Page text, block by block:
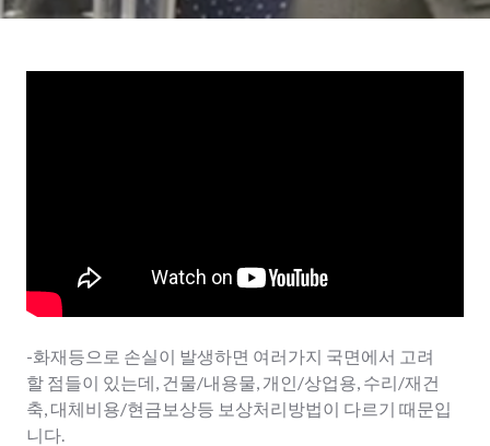
-화재등으로 손실이 발생하면 여러가지 국면에서 고려
할 점들이 있는데, 건물/내용물, 개인/상업용, 수리/재건
축, 대체비용/현금보상등 보상처리방법이 다르기 때문입
니다.